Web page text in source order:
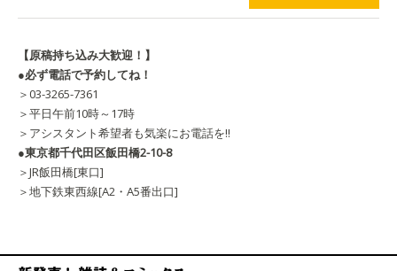
【原稿持ち込み大歓迎！】
●必ず電話で予約してね！
＞03-3265-7361
＞平日午前10時～17時
＞アシスタント希望者も気楽にお電話を!!
●東京都千代田区飯田橋2-10-8
＞JR飯田橋[東口]
＞地下鉄東西線[A2・A5番出口]